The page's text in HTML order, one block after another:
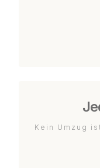
Kein Umzug